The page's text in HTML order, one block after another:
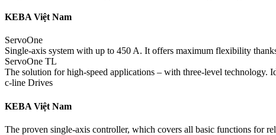
KEBA Việt Nam
ServoOne
Single-axis system with up to 450 A. It offers maximum flexi­bility
ServoOne TL
The solution for high-speed applications – with three-level technology.
c-line Drives
KEBA Việt Nam
The proven single-axis controller, which covers all basic functions for